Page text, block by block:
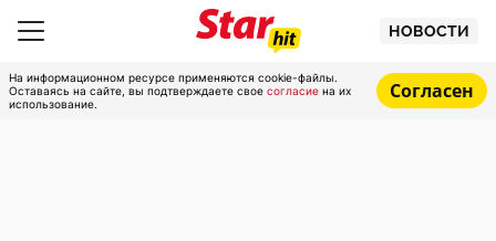
НОВОСТИ
На информационном ресурсе применяются cookie-файлы.
Оставаясь на сайте, вы подтверждаете свое согласие на их
использование.
Согласен